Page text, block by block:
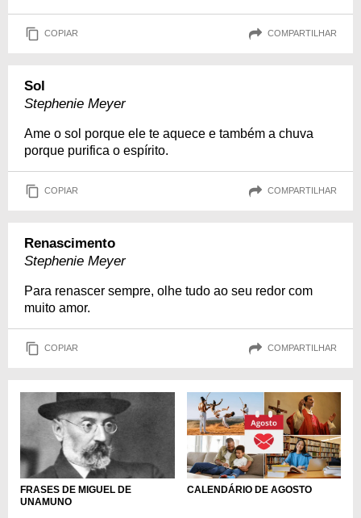
COPIAR COMPARTILHAR
Sol
Stephenie Meyer
Ame o sol porque ele te aquece e também a chuva
porque purifica o espírito.
COPIAR COMPARTILHAR
Renascimento
Stephenie Meyer
Para renascer sempre, olhe tudo ao seu redor com
muito amor.
COPIAR COMPARTILHAR
FRASES DE MIGUEL DE
UNAMUNO
CALENDÁRIO DE AGOSTO